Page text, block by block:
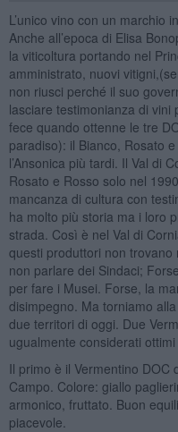
L’unico vino con un marchio
Anche all’epoca di Elisa
la viticoltura portando nel
amministrato, nuovi
non riusci perché il suo
lasciare testimonianza di vini
fece quando ottenne le tre
paradiso): il Bianco, Rosato
l’Ansonica più tardi. Il Val di
Rosato e Rosso solo nel
mancanza di cultura con
ha molto più storia ma i loro
strada. Così è nel Val di
questi produttori non
non parlare dei Sindaci;
per fare i Musei. Forse, la
disimpegno. Ma torniamo
due territori di oggi. Due
ugualmente considerati ottimi
Il primo è il Vermentino DOC
Campo. Colore: giallo
armonico, fruttato. Buon
piacevole.